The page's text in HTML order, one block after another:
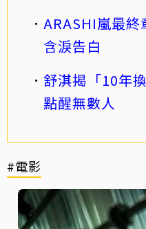
ARASHI嵐最
含淚告白
舒淇揭「10年
點醒無數人
#電影